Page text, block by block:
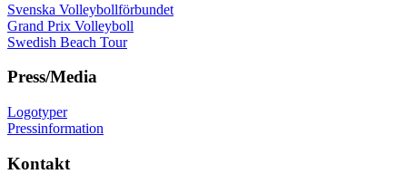
Svenska Volleybollförbundet
Grand Prix Volleyboll
Swedish Beach Tour
Press/Media
Logotyper
Pressinformation
Kontakt